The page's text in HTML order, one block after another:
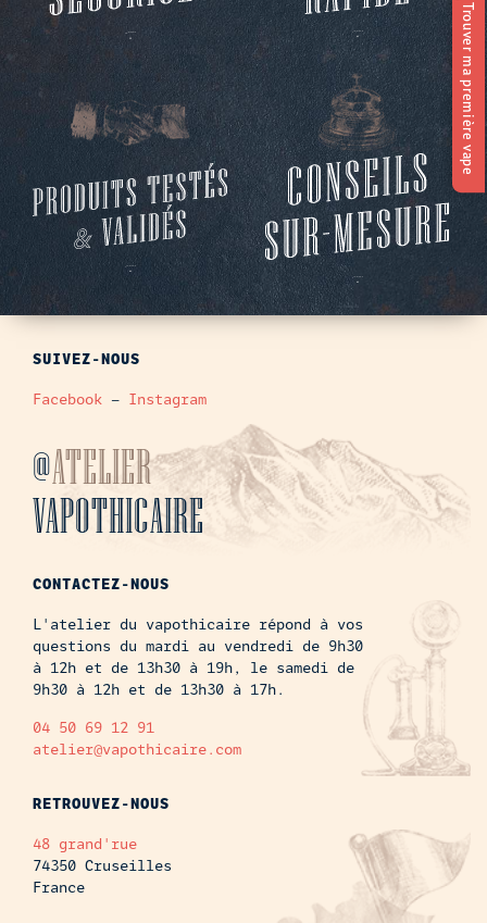
SUIVEZ-NOUS
Facebook – Instagram
@ATELIER
VAPOTHICAIRE
CONTACTEZ-NOUS
L'atelier du vapothicaire répond à vos
questions du mardi au vendredi de 9h30
à 12h et de 13h30 à 19h, le samedi de
9h30 à 12h et de 13h30 à 17h.
04 50 69 12 91
atelier@vapothicaire.com
RETROUVEZ-NOUS
48 grand'rue
74350 Cruseilles
France
Trouver ma première vape